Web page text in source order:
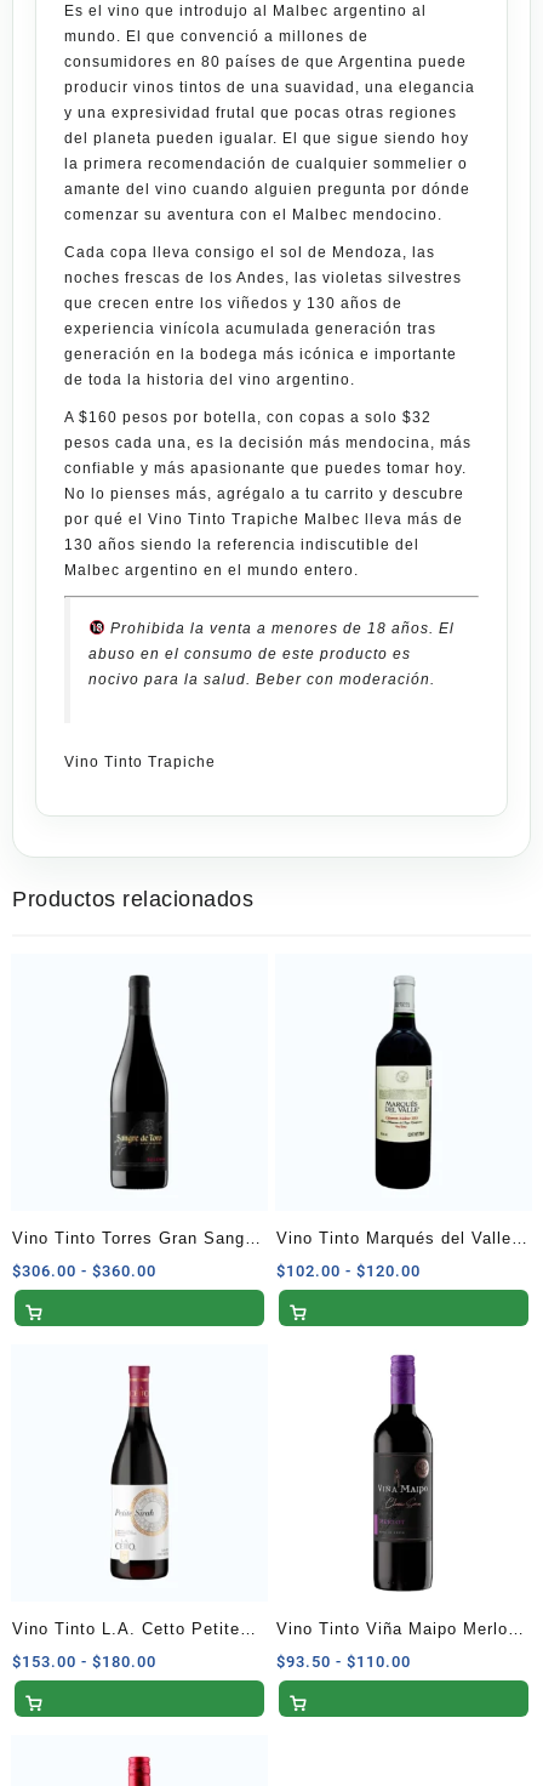
Es el vino que introdujo al Malbec argentino al
mundo. El que convenció a millones de
consumidores en 80 países de que Argentina puede
producir vinos tintos de una suavidad, una elegancia
y una expresividad frutal que pocas otras regiones
del planeta pueden igualar. El que sigue siendo hoy
la primera recomendación de cualquier sommelier o
amante del vino cuando alguien pregunta por dónde
comenzar su aventura con el Malbec mendocino.
Cada copa lleva consigo el sol de Mendoza, las
noches frescas de los Andes, las violetas silvestres
que crecen entre los viñedos y 130 años de
experiencia vinícola acumulada generación tras
generación en la bodega más icónica e importante
de toda la historia del vino argentino.
A $160 pesos por botella , con copas a solo $32
pesos cada una
, es la decisión más mendocina, más
confiable y más apasionante que puedes tomar hoy.
No lo pienses más, agrégalo a tu carrito y descubre
por qué el Vino Tinto Trapiche Malbec lleva más de
130 años siendo la referencia indiscutible del
Malbec argentino en el mundo entero.
Prohibida la venta a menores de 18 años. El
abuso en el consumo de este producto es
nocivo para la salud. Beber con moderación.
Vino Tinto Trapiche
Productos relacionados
Vino Tinto Torres Gran Sangre
de Toro 750 ml
$306.00 - $360.00
de
Vino Tinto Marqués del Valle
Cabernet Malbec 750 ml
$102.00 - $120.00
de
$120.00
Vino Tinto L.A. Cetto Petite
Sirah 750 ml
$153.00 - $180.00
de
Vino Tinto Viña Maipo Merlot
750 ml
$93.50 - $110.00
de